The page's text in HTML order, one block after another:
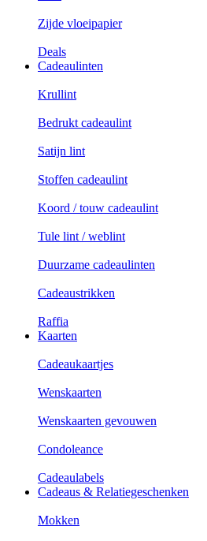
Zijde vloeipapier
Deals
Cadeaulinten
Krullint
Bedrukt cadeaulint
Satijn lint
Stoffen cadeaulint
Koord / touw cadeaulint
Tule lint / weblint
Duurzame cadeaulinten
Cadeaustrikken
Raffia
Kaarten
Cadeaukaartjes
Wenskaarten
Wenskaarten gevouwen
Condoleance
Cadeaulabels
Cadeaus & Relatiegeschenken
Mokken